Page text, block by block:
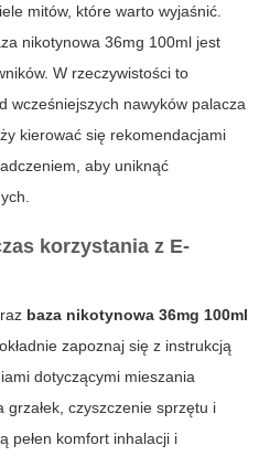
mitów, które warto wyjaśnić.
nikotynowa 36mg 100ml jest
W rzeczywistości to
wcześniejszych nawyków palacza
kierować się rekomendacjami
aby uniknąć
korzystania z E-
baza nikotynowa 36mg 100ml
zapoznaj się z instrukcją
dotyczącymi mieszania
czyszczenie sprzętu i
pełen komfort inhalacji i